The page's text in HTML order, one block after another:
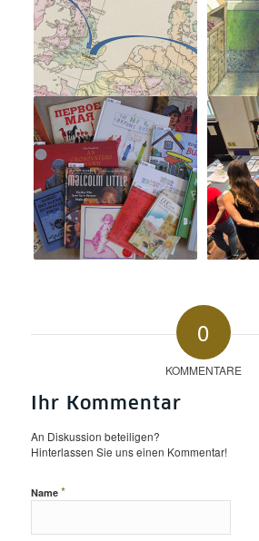
0
KOMMENTARE
Ihr Kommentar
An Diskussion beteiligen?
Hinterlassen Sie uns einen Kommentar!
Name *